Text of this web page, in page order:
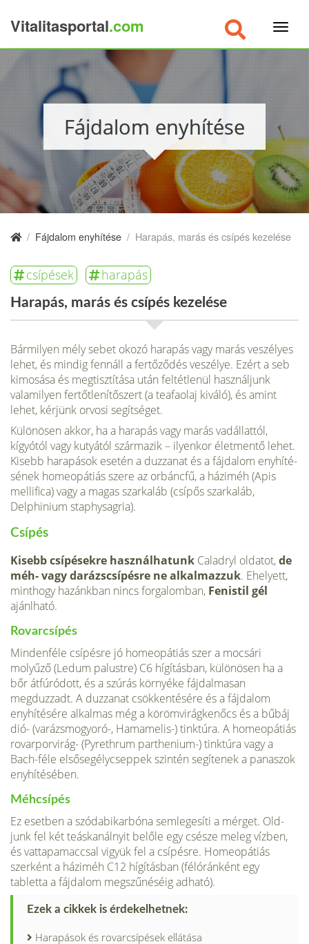
Vitalitasportal.com
Fájdalom enyhítése
/ Fájdalom enyhítése / Harapás, marás és csípés kezelése
csípések harapás
Harapás, marás és csípés kezelése
Bármilyen mély sebet okozó harapás vagy marás veszélyes
lehet, és mindig fennáll a fertőződés veszélye. Ezért a seb
kimosása és megtisztítása után feltétlenül használjunk
valamilyen fertőtlenítőszert (a teafaolaj kiváló), és amint
lehet, kérjünk orvosi segít­séget.
Különösen akkor, ha a harapás vagy marás vadállattól,
kígyótól vagy kutyától származik – ilyenkor élet­mentő lehet.
Kisebb harapások ese­tén a duzzanat és a fájdalom enyhíté­
sének homeopátiás szere az orbánc­fű, a háziméh (Apis
mellifica) vagy a magas szarkaláb (csípős szarkaláb,
Delphinium staphysagria).
Csípés
Kisebb csípésekre használhatunk Caladryl oldatot,de
méh- vagy da­rázscsípésre ne alkalmazzuk. Ehe­lyett,
minthogy hazánkban nincs for­galomban, Fenistil gél
ajánlható.
Rovarcsípés
Mindenféle csípésre jó homeopátiás szer a mocsári
molyűző (Ledum palustre) C6 hígí­tásban, különösen ha a
bőr átfúró­dott, és a szúrás környéke fájdalma­san
megduzzadt. A duzzanat csök­kentésére és a fájdalom
enyhítésére alkalmas még a körömvirágkenőcs és a bűbáj
dió- (varázsmogyoró-, Hamamelis-) tinktúra. A homeopá­tiás
rovarporvirág- (Pyrethrum parthenium-) tinktúra vagy a
Bach-féle elsősegélycseppek szintén segí­tenek a panaszok
enyhítésében.
Méhcsípés
Ez esetben a szódabi­karbóna semlegesíti a mérget. Old­
junk fel két teáskanálnyit belőle egy csésze meleg vízben,
és vattapamaccsal vigyük fel a csípésre. Ho­meopátiás
szerként a háziméh C12 hígításban (félóránként egy
tabletta a fájdalom megszűnéséig adható).
Ezek a cikkek is érdekelhetnek:
Harapások és rovarcsípések ellátása
×